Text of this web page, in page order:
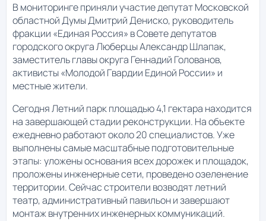
В мониторинге приняли участие депутат Московской
областной Думы Дмитрий Дениско, руководитель
фракции «Единая Россия» в Совете депутатов
городского округа Люберцы Александр Шлапак,
заместитель главы округа Геннадий Голованов,
активисты «Молодой Гвардии Единой России» и
местные жители.
Сегодня Летний парк площадью 4,1 гектара находится
на завершающей стадии реконструкции. На объекте
ежедневно работают около 20 специалистов. Уже
выполнены самые масштабные подготовительные
этапы: уложены основания всех дорожек и площадок,
проложены инженерные сети, проведено озеленение
территории. Сейчас строители возводят летний
театр, административный павильон и завершают
монтаж внутренних инженерных коммуникаций.